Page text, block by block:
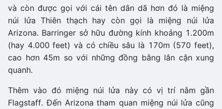
và còn được gọi với cái tên dân dã hơn đó là miệng
núi lửa Thiên thạch hay còn gọi là miệng núi lửa
Arizona. Barringer sở hữu đường kính khoảng 1.200m
(hay 4.000 feet) và có chiều sâu là 170m (570 feet),
cao hơn 45m so với những đồng bằng lân cận xung
quanh.
Thêm vào đó miệng núi lửa này có vị trí nằm gần
Flagstaff. Đến Arizona tham quan miệng núi lửa cũng